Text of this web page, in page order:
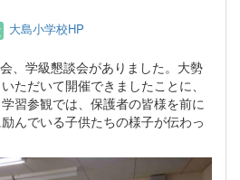
大島小学校HP
、学級懇談会がありました。大勢
ただいて開催できましたことに、
習参観では、保護者の皆様を前に
んでいる子供たちの様子が伝わっ